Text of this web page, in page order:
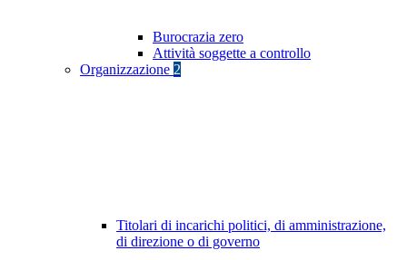
Burocrazia zero
Attività soggette a controllo
Organizzazione 2
Titolari di incarichi politici, di amministrazione,
di direzione o di governo